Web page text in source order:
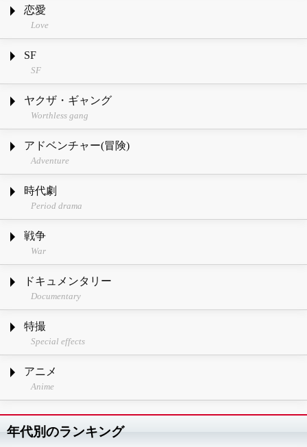
恋愛
Love
SF
SF
ヤクザ・ギャング
Worthless gang
アドベンチャー(冒険)
Adventure
時代劇
Period drama
戦争
War
ドキュメンタリー
Documentary
特撮
Special effects
アニメ
Anime
年代別のランキング